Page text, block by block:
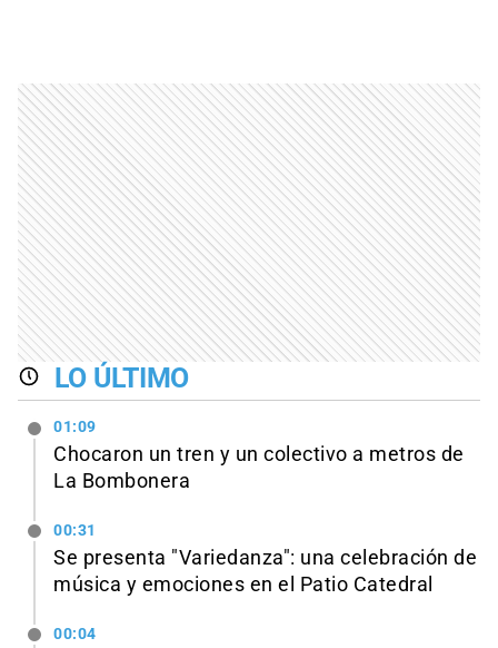
LO ÚLTIMO
01:09
Chocaron un tren y un colectivo a metros de
La Bombonera
00:31
Se presenta "Variedanza": una celebración de
música y emociones en el Patio Catedral
00:04